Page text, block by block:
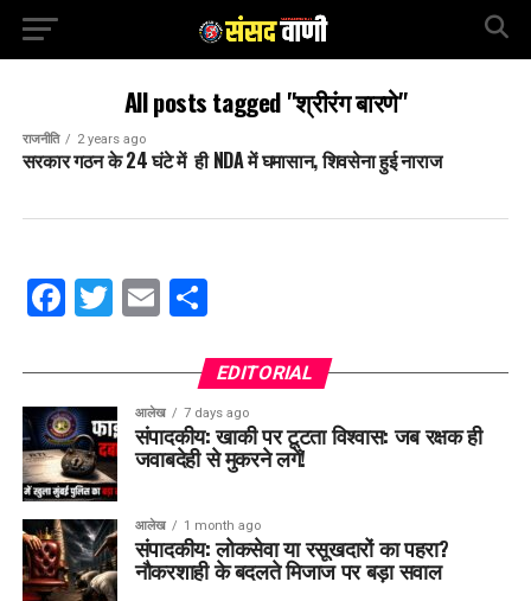
All posts tagged "श्रीरंग बारणे"
राजनीति 2 years ago
सरकार गठन के 24 घंटे में ही NDA में घमासान, शिवसेना हुई नाराज
Facebook
Twitter
EmailShare
EDITORIAL
आलेख 7 days ago
संपादकीय: खाकी पर टूटता विश्वास: जब रक्षक ही
जवाबदेही से मुकरने लगें!
आलेख 1 month ago
संपादकीय: लोकसेवा या रसूखदारों का पहरा?
नौकरशाही के बदलते मिजाज पर बड़ा सवाल